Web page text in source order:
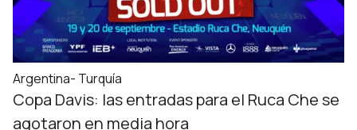
Argentina- Turquía
Copa Davis: las entradas para el Ruca Che se
agotaron en media hora